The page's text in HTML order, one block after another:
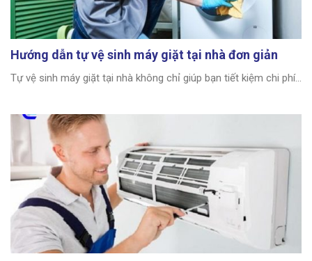
Hướng dẫn tự vệ sinh máy giặt tại nhà đơn giản
Tự vệ sinh máy giặt tại nhà không chỉ giúp bạn tiết kiệm chi phí...